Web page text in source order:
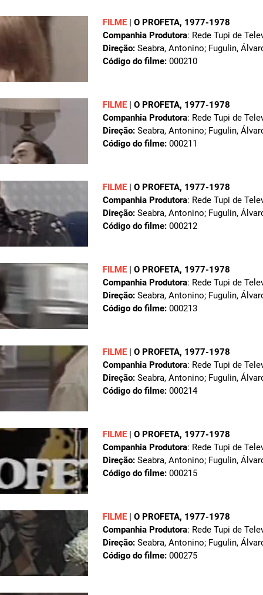
FILME | O PROFETA, 1977-1978
Companhia Produtora: Rede Tupi de
Direção: Seabra, Antonino; Fugulin,
Código do filme: 000210
FILME | O PROFETA, 1977-1978
Companhia Produtora: Rede Tupi de
Direção: Seabra, Antonino; Fugulin,
Código do filme: 000211
FILME | O PROFETA, 1977-1978
Companhia Produtora: Rede Tupi de
Direção: Seabra, Antonino; Fugulin,
Código do filme: 000212
FILME | O PROFETA, 1977-1978
Companhia Produtora: Rede Tupi de
Direção: Seabra, Antonino; Fugulin,
Código do filme: 000213
FILME | O PROFETA, 1977-1978
Companhia Produtora: Rede Tupi de
Direção: Seabra, Antonino; Fugulin,
Código do filme: 000214
FILME | O PROFETA, 1977-1978
Companhia Produtora: Rede Tupi de
Direção: Seabra, Antonino; Fugulin,
Código do filme: 000215
FILME | O PROFETA, 1977-1978
Companhia Produtora: Rede Tupi de
Direção: Seabra, Antonino; Fugulin,
Código do filme: 000275